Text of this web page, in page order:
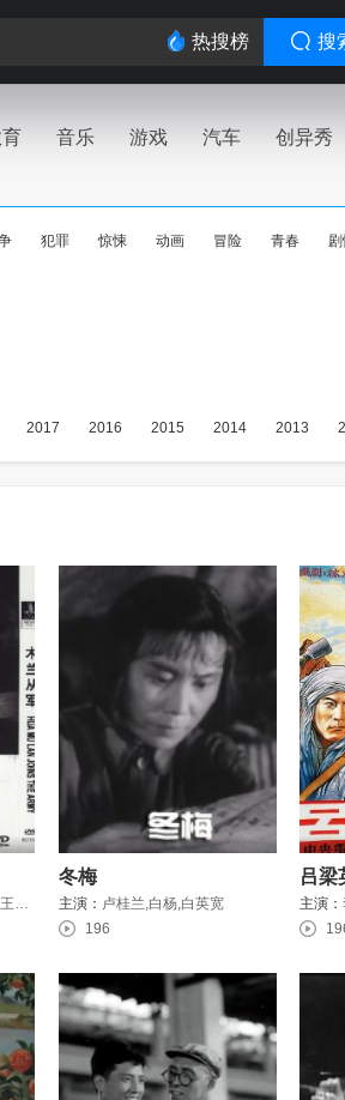
搜
热搜榜
音乐 游戏 汽车 创异秀
犯罪 惊悚 动画 冒险 青春
2017 2016 2015 2014 2013
黄耐霜,刘继群,殷秀岑,王乃东,章志直,文逸民,陈云裳,韩兰根
冬梅
主演： 卢桂兰,白杨,白英宽
196
吕梁
主演：